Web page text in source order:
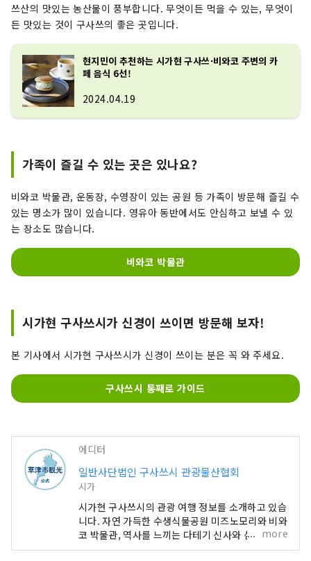
쓰산의 맛있는 농산물이 풍부합니다. 무엇이든 먹을 수 있는, 무엇이
든 맛있는 것이 구사쓰의 좋은 곳입니다.
현지민이 추천하는 시가현 구사쓰·비와코 주변의 카
페 음식 6선!
2024.04.19
가족이 즐길 수 있는 곳은 있나요?
비와코 박물관, 운동장, 수영장이 있는 공원 등 가족이 방문해 즐길 수
있는 명소가 많이 있습니다. 영유아 동반에서도 안심하고 보낼 수 있
는 장소도 많습니다.
비와코 박물관
시가현 구사쓰시가 신경이 쓰이면 방문해 보자!
본 기사에서 시가현 구사쓰시가 신경이 쓰이는 분은 꼭 와 주세요.
구사쓰시 통째로 가이드
에디터
일반사단법인 구사쓰시 관광물산협회
시가
시가현 구사쓰시의 관광 여행 정보를 소개하고 있습
니다. 자연 가득한 수생식물공원 미즈노모리와 비와
코 박물관, 역사를 느끼는 다테기 신사와 삼대 신사,
구사쓰주쿠 본진, 가족이 즐길 수 있는 록하 공원 등
more